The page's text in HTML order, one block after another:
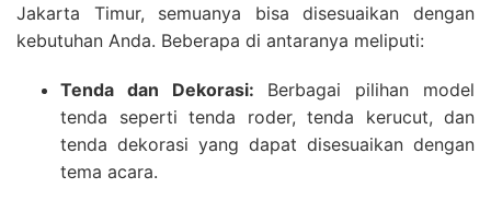
Jakarta Timur, semuanya bisa disesuaikan dengan
kebutuhan Anda. Beberapa di antaranya meliputi:
Tenda dan Dekorasi: Berbagai pilihan model
tenda seperti tenda roder, tenda kerucut, dan
tenda dekorasi yang dapat disesuaikan dengan
tema acara.